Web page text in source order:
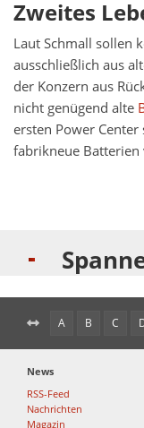
Zweites
Laut Schmall sollen
ausschließlich aus
der Konzern aus
nicht genügend alte
ersten Power
fabrikneue Batterien
A B C
News
RSS-Feed
Nachrichten
Magazin